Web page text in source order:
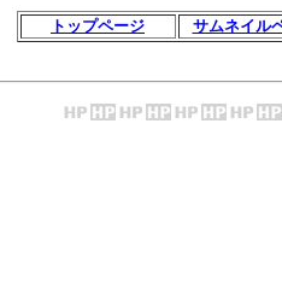
トップページ サムネイル